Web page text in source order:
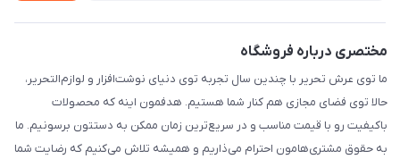
مختصری درباره فروشگاه
ما توی عرش تحریر با چندین سال تجربه توی دنیای نوشت‌افزار و لوازم‌التحریر،
حالا توی فضای مجازی هم کنار شما هستیم. هدفمون اینه که محصولات
باکیفیت رو با قیمت مناسب و در سریع‌ترین زمان ممکن به دستتون برسونیم. ما
به حقوق مشتری‌هامون احترام می‌ذاریم و همیشه تلاش می‌کنیم که رضایت شما